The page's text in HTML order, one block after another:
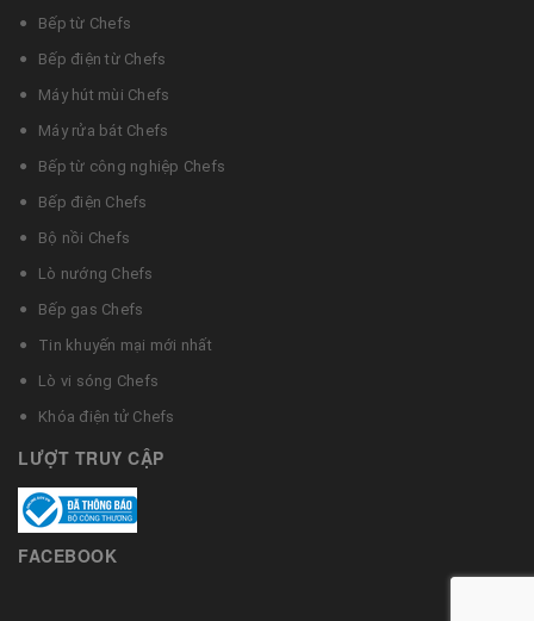
Bếp từ Chefs
Bếp điện từ Chefs
Máy hút mùi Chefs
Máy rửa bát Chefs
Bếp từ công nghiệp Chefs
Bếp điện Chefs
Bộ nồi Chefs
Lò nướng Chefs
Bếp gas Chefs
Tin khuyến mại mới nhất
Lò vi sóng Chefs
Khóa điện tử Chefs
LƯỢT TRUY CẬP
FACEBOOK